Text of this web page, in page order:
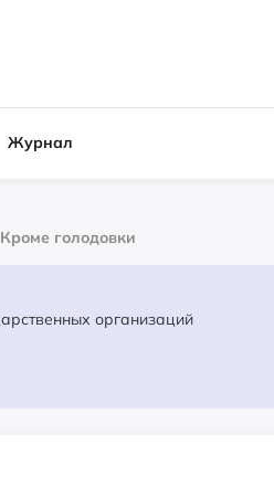
Журнал
Кроме голодовки
Официальные пресс-релизы от государственных организаций